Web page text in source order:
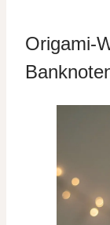
Origami-